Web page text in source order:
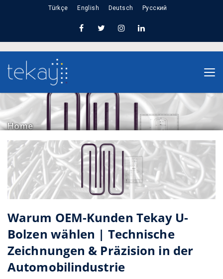
Türkçe English Deutsch Русский
Home
Technische Zeichnungen & Präzision in der
Automobilindustrie
Warum OEM-Kunden Tekay U-
Bolzen wählen | Technische
Zeichnungen & Präzision in der
Automobilindustrie